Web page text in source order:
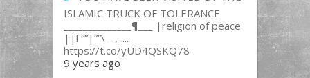
ISLAMIC TRUCK OF TOLERANCE
______________¶___ |religion of peace
||l “”|””\__,_...
https://t.co/yUD4QSKQ78
9 years ago